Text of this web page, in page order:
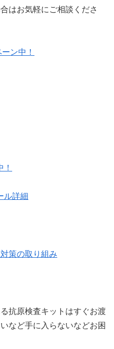
はお気軽にご相談くださ
ン中！
ル詳細
策の取り組み
抗原検査キットはすぐお渡
など手に入らないなどお困